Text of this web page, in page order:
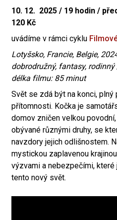
10. 12. 2025 / 19 hodin /
120 Kč
uvádíme v rámci cyklu
Lotyšsko, Francie, Belgie,
dobrodružný, fantasy,
délka filmu: 85 minut
Svět se zdá být na konci,
přítomnosti. Kočka je
domov zničen velkou
obývané různými druhy, se
navzdory jejich odlišnostem.
mystickou zaplavenou
výzvami a nebezpečími, které
tento nový svět.